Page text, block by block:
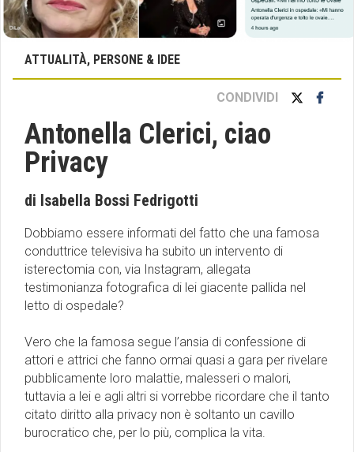
ATTUALITÀ, PERSONE & IDEE
CONDIVIDI
Antonella Clerici, ciao
Privacy
di Isabella Bossi Fedrigotti
Dobbiamo essere informati del fatto che una famosa
conduttrice televisiva ha subito un intervento di
isterectomia con, via Instagram, allegata
testimonianza fotografica di lei giacente pallida nel
letto di ospedale?
Vero che la famosa segue l’ansia di confessione di
attori e attrici che fanno ormai quasi a gara per rivelare
pubblicamente loro malattie, malesseri o malori,
tuttavia a lei e agli altri si vorrebbe ricordare che il tanto
citato diritto alla privacy non è soltanto un cavillo
burocratico che, per lo più, complica la vita.